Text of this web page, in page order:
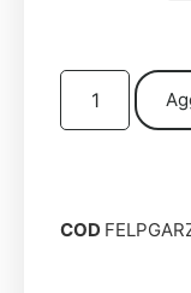
COD